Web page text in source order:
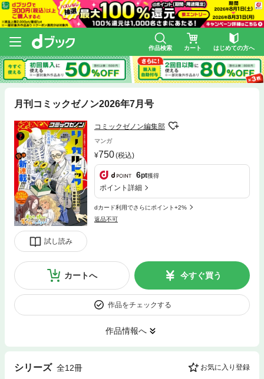
作品検索 カート はじめての方へ
月刊コミックゼノン2026年7月号
試し読み
コミックゼノン編集部
マンガ
750(税込)
6pt獲得
ポイント詳細
dカード利用でさらにポイント+2%
返品不可
カートへ 今すぐ買う
作品をチェックする
作品情報へ
シリーズ 全12冊 お気に入り登録